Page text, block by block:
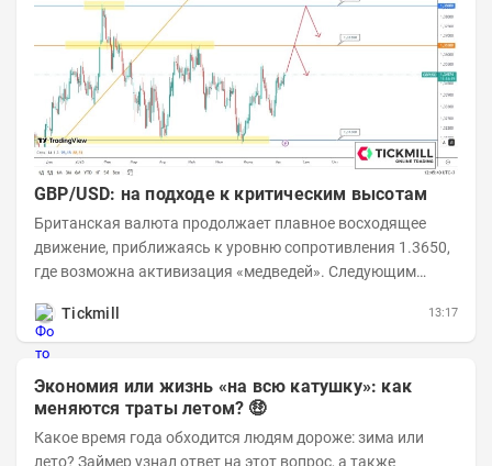
GBP/USD: на подходе к критическим высотам
Британская валюта продолжает плавное восходящее
движение, приближаясь к уровню сопротивления 1.3650,
где возможна активизация «медведей». Следующим
Tickmill
13:17
Экономия или жизнь «на всю катушку»: как
меняются траты летом? 🤑
Какое время года обходится людям дороже: зима или
лето? Займер узнал ответ на этот вопрос, а также